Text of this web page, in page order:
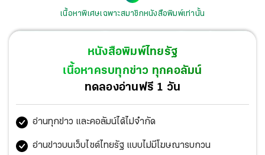
เนื้อหาพิเศษเฉพาะสมาชิกหนังสือพิมพ์เท่านั้น
หนังสือพิมพ์ไทยรัฐ
เนื้อหาครบทุกข่าว ทุกคอลัมน์
ทดลองอ่านฟรี 1 วัน
อ่านทุกข่าว และคอลัมน์ได้ไม่จำกัด
อ่านข่าวบนเว็บไซต์ไทยรัฐ แบบไม่มีโฆษณารบกวน